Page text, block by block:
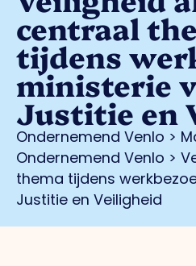
centraal
tijdens
ministerie
Justitie en
Ondernemend Venlo >
Ondernemend Venlo >
thema tijdens
Justitie en Veiligheid